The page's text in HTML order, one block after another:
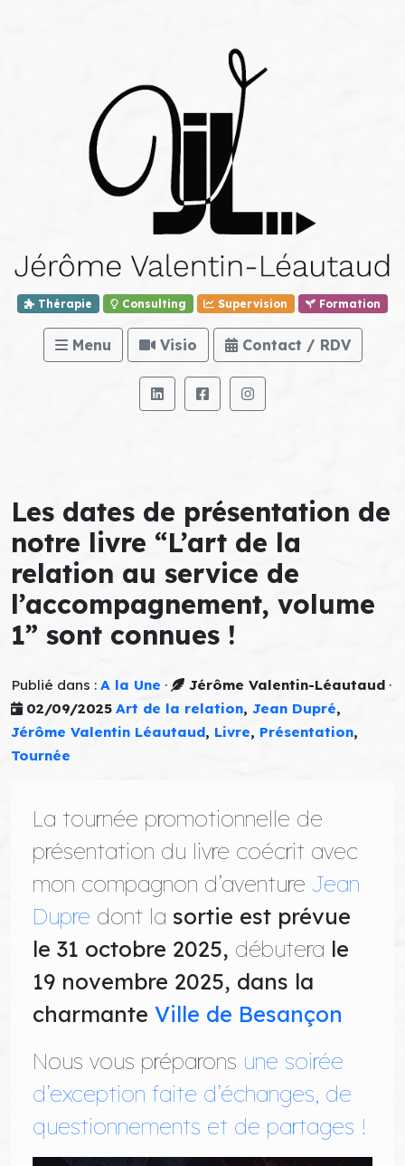
Thérapie Consulting Supervision Formation
Menu Visio Contact / RDV
Les dates de présentation de
notre livre “L’art de la
relation au service de
l’accompagnement, volume
1” sont connues !
Publié dans : A la Une · Jérôme Valentin-Léautaud ·
02/09/2025 Art de la relation,Jean Dupré,
Jérôme Valentin Léautaud, Livre, Présentation,
Tournée
La tournée promotionnelle de
présentation du livre coécrit avec
mon compagnon d’aventure Jean
Dupre dont la sortie est prévue
le 31 octobre 2025, débutera le
19 novembre 2025, dans la
charmante Ville de Besançon
Nous vous préparons une soirée
d’exception faite d’échanges, de
questionnements et de partages !